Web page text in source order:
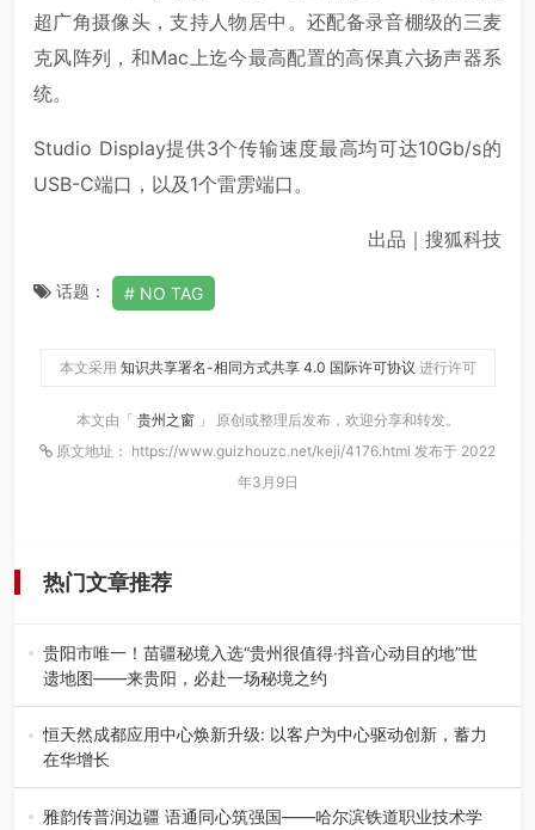
超广角摄像头，支持人物居中。还配备录音棚级的三麦
克风阵列，和Mac上迄今最高配置的高保真六扬声器系
统。
Studio Display提供3个传输速度最高均可达10Gb/s的
USB-C端口，以及1个雷雳端口。
出品｜搜狐科技
话题： NO TAG
本文采用 知识共享署名-相同方式共享 4.0 国际许可协议 进行许可
本文由「 贵州之窗 」 原创或整理后发布，欢迎分享和转发。
原文地址： https://www.guizhouzc.net/keji/4176.html 发布于 2022
年3月9日
热门文章推荐
贵阳市唯一！苗疆秘境入选“贵州很值得·抖音心动目的地”世
遗地图——来贵阳，必赴一场秘境之约
2026年7月21日，2026年“贵州很值得”暨抖音“心动目的
地”（贵州站）主题…
恒天然成都应用中心焕新升级: 以客户为中心驱动创新，蓄力
在华增长
融合全球研发实力与本土洞察，深化客户共创，赋能西南市
场创新发展 （7月27日，成…
雅韵传普润边疆 语通同心筑强国——哈尔滨铁道职业技术学